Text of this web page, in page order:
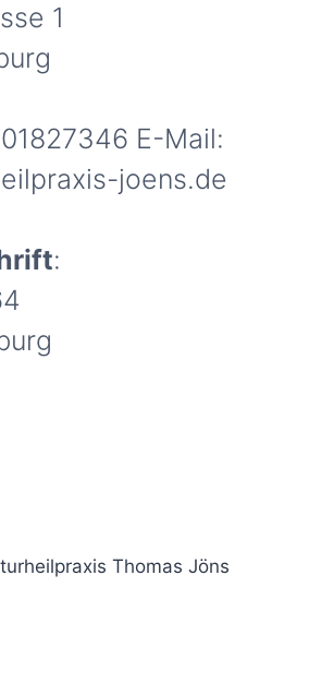
1
E-Mail:
joens.de
:
Thomas Jöns